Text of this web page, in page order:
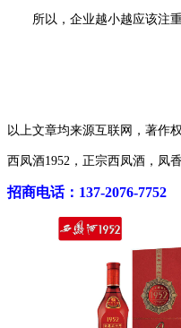
所以，企业越小越应该注重
以上文章均来源互联网，著作
西凤酒1952，正宗西凤酒，凤
招商电话：137-2076-7752